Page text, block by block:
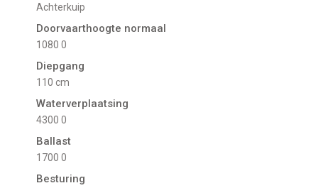
Achterkuip
Doorvaarthoogte normaal
1080 0
Diepgang
110 cm
Waterverplaatsing
4300 0
Ballast
1700 0
Besturing